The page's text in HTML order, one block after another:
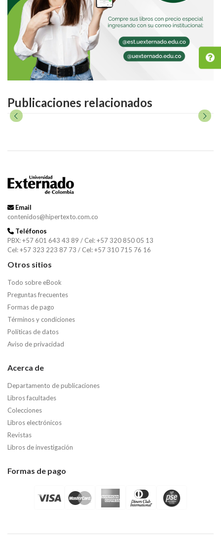
Publicaciones relacionados
Email
contenidos@hipertexto.com.co
Teléfonos
PBX: +57 601 643 43 89 / Cel: +57 320 850 05 13
Cel: +57 323 223 87 73 / Cel: +57 310 715 76 16
Otros sitios
Todo sobre eBook
Preguntas frecuentes
Formas de pago
Términos y condiciones
Políticas de datos
Aviso de privacidad
Acerca de
Departamento de publicaciones
Libros facultades
Colecciones
Libros electrónicos
Revistas
Libros de investigación
Formas de pago